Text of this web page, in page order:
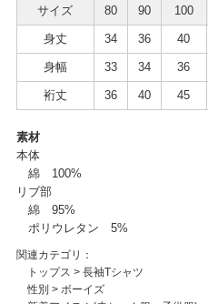
サイズ 80 90 100
身丈 34 36 40
身幅 33 34 36
裄丈 36 40 45
素材
本体
綿 100%
リブ部
綿 95%
ポリウレタン 5%
関連カテゴリ：
トップス > 長袖Tシャツ
性別 > ボーイズ